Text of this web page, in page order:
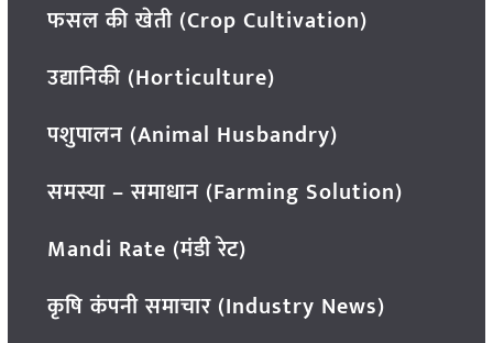
फसल की खेती (Crop Cultivation)
उद्यानिकी (Horticulture)
पशुपालन (Animal Husbandry)
समस्या – समाधान (Farming Solution)
Mandi Rate (मंडी रेट)
कृषि कंपनी समाचार (Industry News)